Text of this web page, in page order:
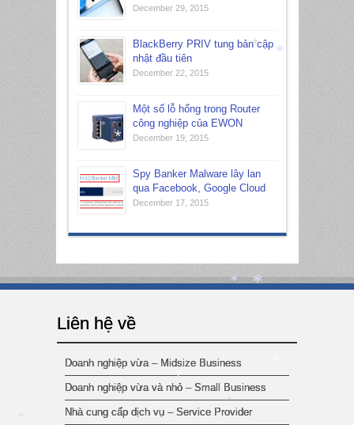
December 29, 2015
BlackBerry PRIV tung bản cập
nhật đầu tiên
December 22, 2015
Một số lỗ hổng trong Router
công nghiệp của EWON
December 19, 2015
Spy Banker Malware lây lan
qua Facebook, Google Cloud
December 17, 2015
Liên hệ về
Doanh nghiệp vừa – Midsize Business
Doanh nghiệp vừa và nhỏ – Small Business
Nhà cung cấp dịch vụ – Service Provider
*
*
*